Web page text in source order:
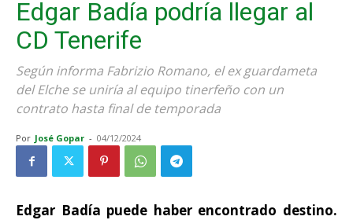
Edgar Badía podría llegar al
CD Tenerife
Según informa Fabrizio Romano, el ex guardameta
del Elche se uniría al equipo tinerfeño con un
contrato hasta final de temporada
Por José Gopar - 04/12/2024
Edgar Badía puede haber encontrado destino.